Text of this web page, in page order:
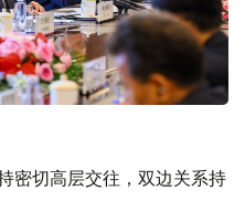
密切高层交往，双边关系持